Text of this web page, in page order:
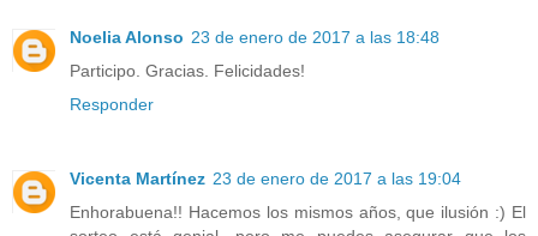
Noelia Alonso 23 de enero de 2017 a las 18:48
Participo. Gracias. Felicidades!
Responder
Vicenta Martínez 23 de enero de 2017 a las 19:04
Enhorabuena!! Hacemos los mismos años, que ilusión :) El